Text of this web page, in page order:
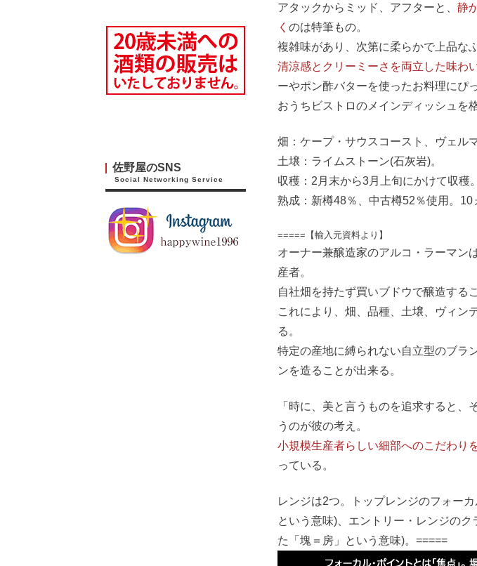
佐野屋のSNS
Social Networking Service
アタックからミッド、アフターと、 静
く のは特筆もの。
複雑味があり、次第に柔らかで上品な
清涼感とクリーミーさを両立した味わ
ーやポン酢バターを使ったお料理にぴっ
おうちビストロのメインディッシュを
畑：ケープ・サウスコースト、ヴェル
土壌：ライムストーン(石灰岩)。
収穫：2月末から3月上旬にかけて収穫。
熟成：新樽48％、中古樽52％使用。10
=====【輸入元資料より】
オーナー兼醸造家のアルコ・ラーマン
産者。
自社畑を持たず買いブドウで醸造する
これにより、畑、品種、土壌、ヴィン
る。
特定の産地に縛られない自立型のブラ
ンを造ることが出来る。
「時に、美と言うものを追求すると
うのが彼の考え。
小規模生産者らしい細部へのこだわり
っている。
レンジは2つ。トップレンジのフォー
という意味)、エントリー・レンジの
た「塊＝房」という意味)。=====